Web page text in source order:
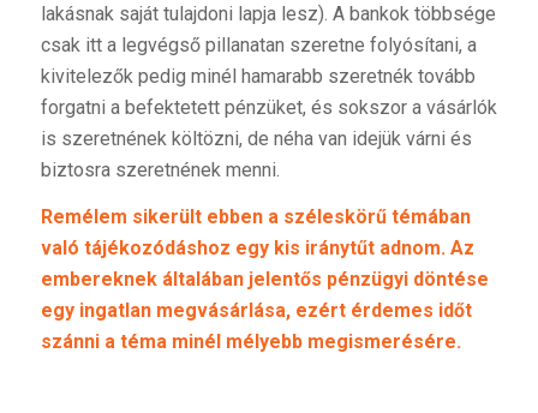
lakásnak saját tulajdoni lapja lesz). A bankok többsége
csak itt a legvégső pillanatan szeretne folyósítani, a
kivitelezők pedig minél hamarabb szeretnék tovább
forgatni a befektetett pénzüket, és sokszor a vásárlók
is szeretnének költözni, de néha van idejük várni és
biztosra szeretnének menni.
Remélem sikerült ebben a széleskörű témában
való tájékozódáshoz egy kis iránytűt adnom. Az
embereknek általában jelentős pénzügyi döntése
egy ingatlan megvásárlása, ezért érdemes időt
szánni a téma minél mélyebb megismerésére.